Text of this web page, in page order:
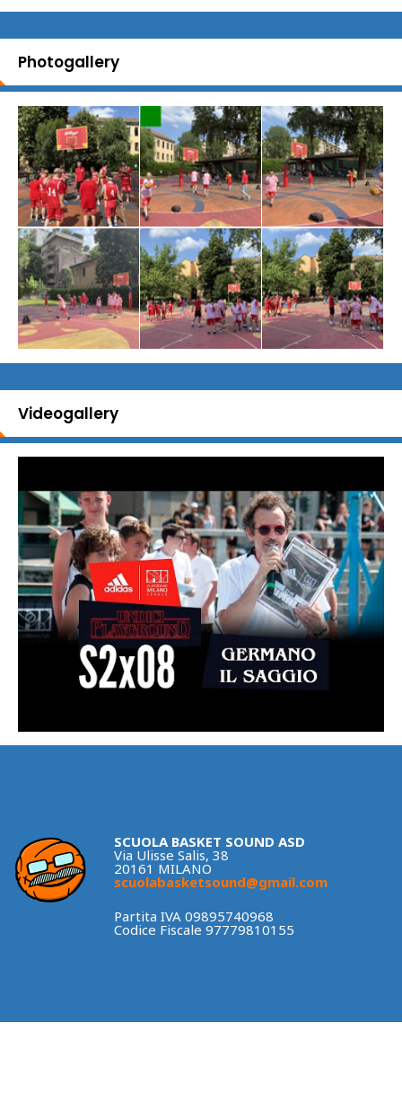
Photogallery
Videogallery
SCUOLA BASKET SOUND ASD
Via Ulisse Salis, 38
20161 MILANO
scuolabasketsound@gmail.com
Partita IVA 09895740968
Codice Fiscale 97779810155